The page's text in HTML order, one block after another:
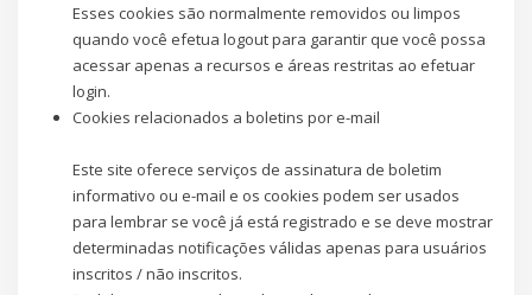
Esses cookies são normalmente removidos ou limpos
quando você efetua logout para garantir que você possa
acessar apenas a recursos e áreas restritas ao efetuar
login.
Cookies relacionados a boletins por e-mail
Este site oferece serviços de assinatura de boletim
informativo ou e-mail e os cookies podem ser usados ​​
para lembrar se você já está registrado e se deve mostrar
determinadas notificações válidas apenas para usuários
inscritos / não inscritos.